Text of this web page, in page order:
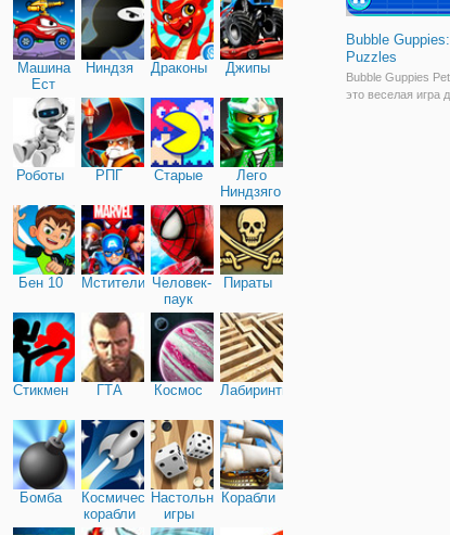
Машина
Ест
Машину
Ниндзя Драконы Джипы
Роботы РПГ Старые
Лего
Ниндзяго
Бен 10 Мстители Человек-
паук
Пираты
Стикмен ГТА Космос Лабиринты
Бомба
Космические
корабли
Настольные
игры
Корабли
Bubble
Puzzles
Bubble Guppies
это веселая игра